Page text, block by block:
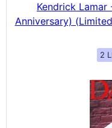
Kendrick
Anniversary)
2